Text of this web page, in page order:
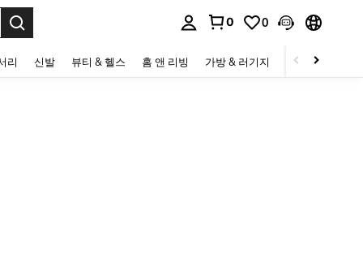
0 0
리 신발 뷰티 & 헬스 홈 앤 리빙 가방 & 러기지 스포츠 & 아웃